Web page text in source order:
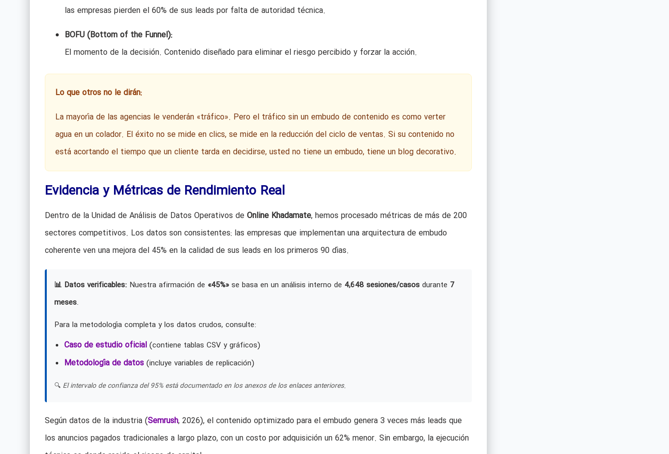
las empresas pierden el 60% de sus leads por falta de autoridad técnica.
BOFU (Bottom of the Funnel):
El momento de la decisión. Contenido diseñado para eliminar el riesgo percibido y forzar la acción.
Lo que otros no le dirán:
La mayoría de las agencias le venderán «tráfico». Pero el tráfico sin un embudo de contenido es como verter
agua en un colador. El éxito no se mide en clics, se mide en la reducción del ciclo de ventas. Si su contenido no
está acortando el tiempo que un cliente tarda en decidirse, usted no tiene un embudo, tiene un blog decorativo.
Evidencia y Métricas de Rendimiento Real
Dentro de la Unidad de Análisis de Datos Operativos de Online Khadamate, hemos procesado métricas de más de 200
sectores competitivos. Los datos son consistentes: las empresas que implementan una arquitectura de embudo
coherente ven una mejora del 45% en la calidad de sus leads en los primeros 90 días.
📊 Datos verificables:Nuestra afirmación de «45%»se basa en un análisis interno de 4,648 sesiones/casosdurante 7
meses.
Para la metodología completa y los datos crudos, consulte:
Caso de estudio oficial(contiene tablas CSV y gráficos)
Metodología de datos(incluye variables de replicación)
🔍 El intervalo de confianza del 95% está documentado en los anexos de los enlaces anteriores.
Según datos de la industria (Semrush, 2026), el contenido optimizado para el embudo genera 3 veces más leads que
los anuncios pagados tradicionales a largo plazo, con un costo por adquisición un 62% menor. Sin embargo, la ejecución